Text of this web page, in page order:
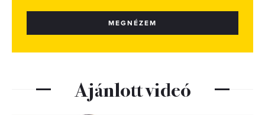
MEGNÉZEM
Ajánlott videó